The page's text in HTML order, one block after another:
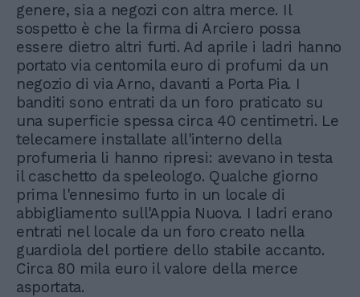
genere, sia a negozi con altra merce. Il
sospetto è che la firma di Arciero possa
essere dietro altri furti. Ad aprile i ladri hanno
portato via centomila euro di profumi da un
negozio di via Arno, davanti a Porta Pia. I
banditi sono entrati da un foro praticato su
una superficie spessa circa 40 centimetri. Le
telecamere installate all'interno della
profumeria li hanno ripresi: avevano in testa
il caschetto da speleologo. Qualche giorno
prima l'ennesimo furto in un locale di
abbigliamento sull'Appia Nuova. I ladri erano
entrati nel locale da un foro creato nella
guardiola del portiere dello stabile accanto.
Circa 80 mila euro il valore della merce
asportata.